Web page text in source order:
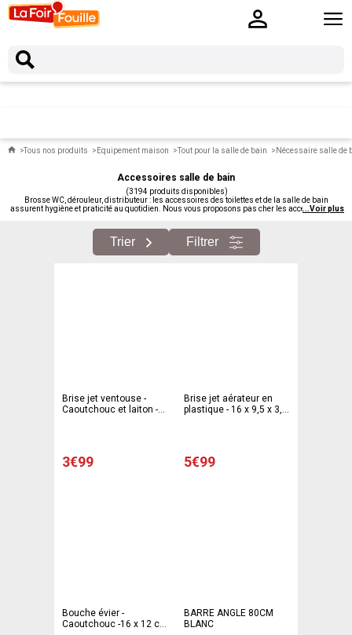
Tous nos produits Equipement maison Tout pour la salle de bain Nécessaire salle de
Accessoires salle de bain
(3194 produits disponibles)
Brosse WC, dérouleur, distributeur : les accessoires des toilettes et de la salle de bain
assurent hygiène et praticité au quotidien. Nous vous proposons pas cher les accessoires de
...Voir plus
Trier Filtrer
Brise jet ventouse -
Caoutchouc et laiton -
3€99
Brise jet aérateur en
plastique - 16 x 9,5 x 3,5
5€99
Bouche évier -
Caoutchouc -16 x 12 cm
BARRE ANGLE 80CM
BLANC